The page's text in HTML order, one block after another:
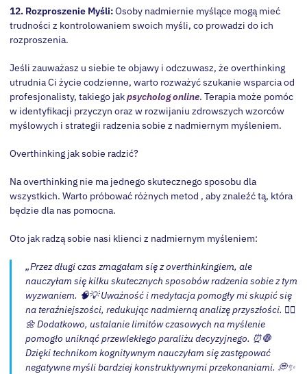
12. Rozproszenie Myśli:Osoby nadmiernie myślące mogą mieć
trudności z kontrolowaniem swoich myśli, co prowadzi do ich
rozproszenia.
Jeśli zauważasz u siebie te objawy i odczuwasz, że overthinking
utrudnia Ci życie codzienne, warto rozważyć szukanie wsparcia od
profesjonalisty, takiego jakpsycholog online. Terapia może pomóc
w identyfikacji przyczyn oraz w rozwijaniu zdrowszych wzorców
myślowych i strategii radzenia sobie z nadmiernym myśleniem.
Overthinking jak sobie radzić?
Na overthinking nie ma jednego skutecznego sposobu dla
wszystkich. Warto próbować różnych metod , aby znaleźć tą, która
będzie dla nas pomocna.
Oto jak radzą sobie nasi klienci z nadmiernym myśleniem:
„Przez długi czas zmagałam się z overthinkingiem, ale
nauczyłam się kilku skutecznych sposobów radzenia sobie z tym
wyzwaniem. 🧠💡 Uważność i medytacja pomogły mi skupić się
na teraźniejszości, redukując nadmierną analizę przyszłości. 🧘‍♀️
🌼 Dodatkowo, ustalanie limitów czasowych na myślenie
pomogło uniknąć przewlekłego paraliżu decyzyjnego. ⏰🛑
Dzięki technikom kognitywnym nauczyłam się zastępować
negatywne myśli bardziej konstruktywnymi przekonaniami. 💭✨